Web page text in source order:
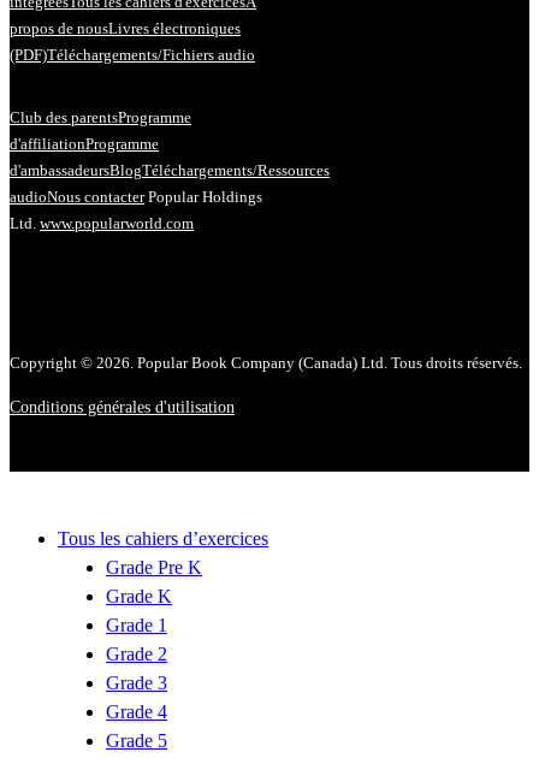
propos de nousLivres électroniques
(PDF)Téléchargements/Fichiers audio
Club des parentsProgramme
d'affiliationProgramme
d'ambassadeursBlogTéléchargements/Ressources
audioNous contacter Popular Holdings
Ltd. www.popularworld.com
Copyright © 2026. Popular Book Company (Canada) Ltd. Tous droits réservés.
Conditions générales d'utilisation
Tous les cahiers d’exercices
Grade Pre K
Grade K
Grade 1
Grade 2
Grade 3
Grade 4
Grade 5